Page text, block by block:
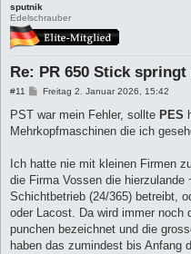
sputnik
Edelschrauber
Re: PR 650 Stick
#11
B
i
r
Freitag 2. Januar 2026, 15:42
PST war mein Fehler, sollte PES
Mehrkopfmaschinen die ich
Ich hatte nie mit kleinen Firmen
die Firma Vossen die
Schichtbetrieb (24/365) betreibt,
oder Lacost. Da wird immer noch
punchen bezeichnet und die
haben das zumindest bis Anfang